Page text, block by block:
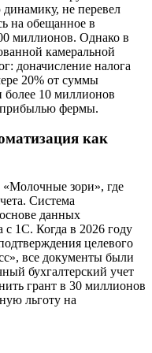
не перевел
на обещанное в
миллионов. Однако в
камеральной
доначисление налога
20% от суммы
10 миллионов
прибылью фермы.
как
зори», где
Система
данных
с 1С. Когда в 2026 году
целевого
все документы были
бухгалтерский учет
грант в 30 миллионов
льготу на